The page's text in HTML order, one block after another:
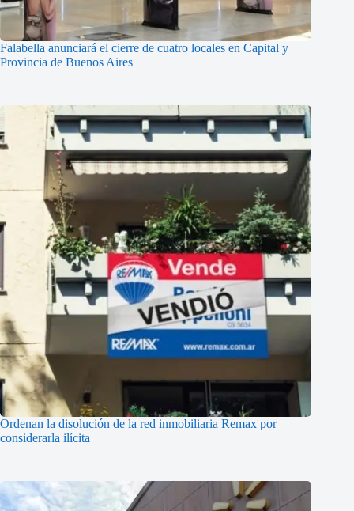
Falabella anunciará el cierre de cuatro locales en Capital y
Provincia de Buenos Aires
Ordenan la disolución de la red inmobiliaria Remax por
considerarla ilícita